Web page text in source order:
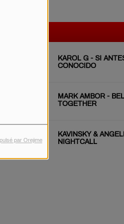
par Orejime
KAROL G - SI
CONOCIDO
MARK AMBOR -
TOGETHER
KAVINSKY &
NIGHTCALL